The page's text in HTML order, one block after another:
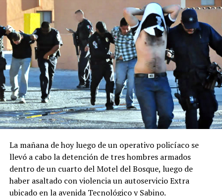
La mañana de hoy luego de un operativo policíaco se
llevó a cabo la detención de tres hombres armados
dentro de un cuarto del Motel del Bosque, luego de
haber asaltado con violencia un autoservicio Extra
ubicado en la avenida Tecnológico y Sabino.